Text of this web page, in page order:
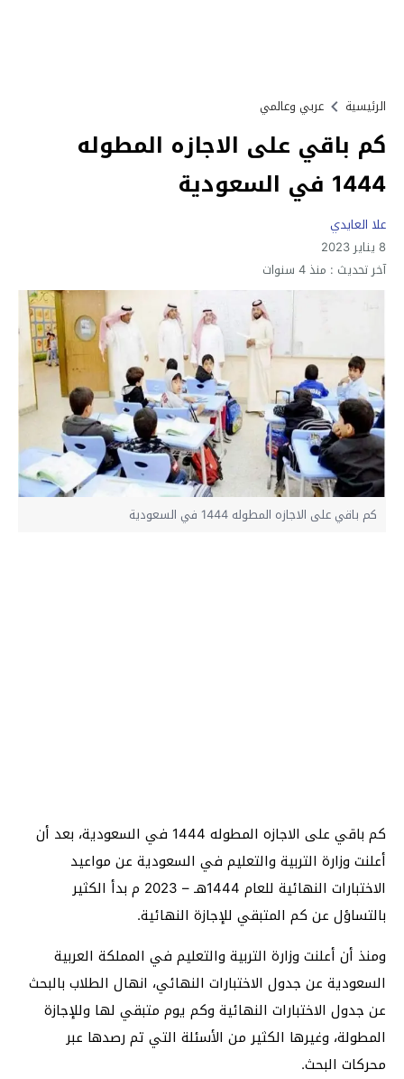
الرئيسية عربي وعالمي
كم باقي على الاجازه المطوله
1444 في السعودية
علا العايدي
8 يناير 2023
آخر تحديث : منذ 4 سنوات
كم باقي على الاجازه المطوله 1444 في السعودية
كم باقي على الاجازه المطوله 1444 في السعودية، بعد أن
أعلنت وزارة التربية والتعليم في السعودية عن مواعيد
الاختبارات النهائية للعام 1444هـ – 2023 م بدأ الكثير
بالتساؤل عن كم المتبقي للإجازة النهائية.
ومنذ أن أعلنت وزارة التربية والتعليم في المملكة العربية
السعودية عن جدول الاختبارات النهائي، انهال الطلاب بالبحث
عن جدول الاختبارات النهائية وكم يوم متبقي لها وللإجازة
المطولة، وغيرها الكثير من الأسئلة التي تم رصدها عبر
محركات البحث.